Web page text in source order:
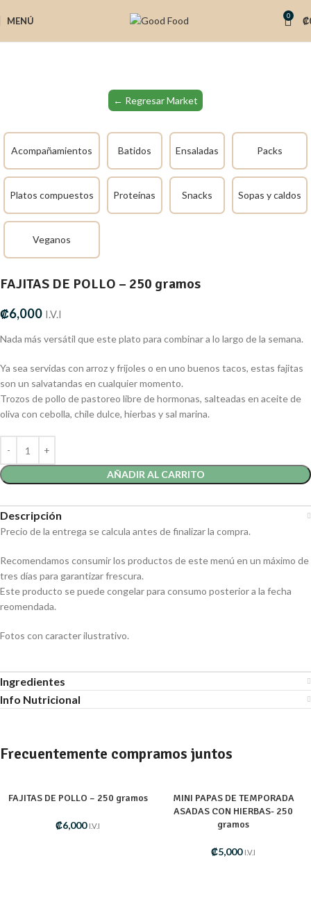
MENÚ 0 ₡
← Regresar Market
Acompañamientos Batidos Ensaladas Packs
Platos compuestos Proteínas Snacks Sopas y caldos
Veganos
FAJITAS DE POLLO – 250 gramos
₡6,000 I.V.I
Nada más versátil que este plato para combinar a lo largo de la semana.
Ya sea servidas con arroz y frijoles o en uno buenos tacos, estas fajitas
son un salvatandas en cualquier momento.
Trozos de pollo de pastoreo libre de hormonas, salteadas en aceite de
oliva con cebolla, chile dulce, hierbas y sal marina.
AÑADIR AL CARRITO
Descripción
Precio de la entrega se calcula antes de finalizar la compra.
Recomendamos consumir los productos de este menú en un máximo de
tres días para garantizar frescura.
Este producto se puede congelar para consumo posterior a la fecha
reomendada.
Fotos con caracter ilustrativo.
Ingredientes
Info Nutricional
Frecuentemente compramos juntos
FAJITAS DE POLLO – 250 gramos
₡6,000 I.V.I
MINI PAPAS DE TEMPORADA
ASADAS CON HIERBAS- 250
gramos
₡5,000 I.V.I